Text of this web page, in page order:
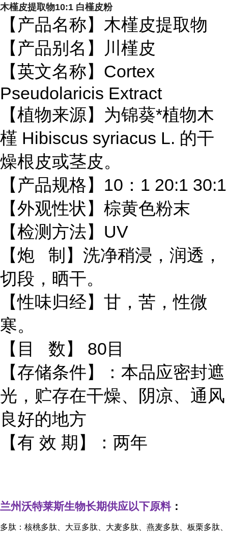
木槿皮提取物10:1 白槿皮粉
【产品名称】木槿皮提取物
【产品别名】川槿皮
【英文名称】Cortex
Pseudolaricis Extract
【植物来源】为锦葵*植物木
槿 Hibiscus syriacus L. 的干
燥根皮或茎皮。
【产品规格】10：1 20:1 30:1
【外观性状】棕黄色粉末
【检测方法】UV
【炮 制】洗净稍浸，润透，
切段，晒干。
【性味归经】甘，苦，性微
寒。
【目 数】 80目
【存储条件】：本品应密封遮
光，贮存在干燥、阴凉、通风
良好的地方
【有 效 期】：两年
兰州沃特莱斯生物长期供应以下原料：
多肽：核桃多肽、大豆多肽、大麦多肽、燕麦多肽、板栗多肽、